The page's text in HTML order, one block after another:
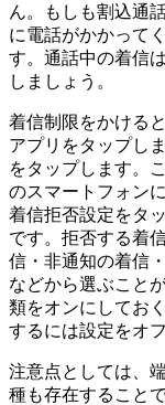
ん。もしも割込通
に電話がかかって
す。通話中の着信
しましょう。
着信制限をかける
アプリをタップし
をタップします。
のスマートフォン
着信拒否設定をタ
です。拒否する着
信・非通知の着信
などから選ぶこと
類をオンにしてお
するには設定をオ
注意点としては、
種も存在すること